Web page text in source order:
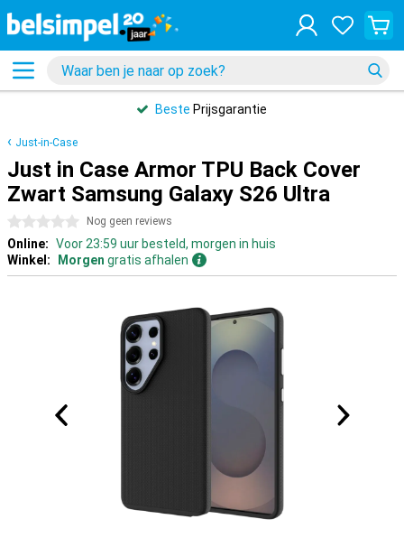
Beste Prijsgarantie
Just-in-Case
Just in Case Armor TPU Back Cover
Zwart Samsung Galaxy S26 Ultra
0 sterren Nog geen reviews
Online: Voor 23:59 uur besteld, morgen in huis
Winkel:
Morgen gratis afhalen